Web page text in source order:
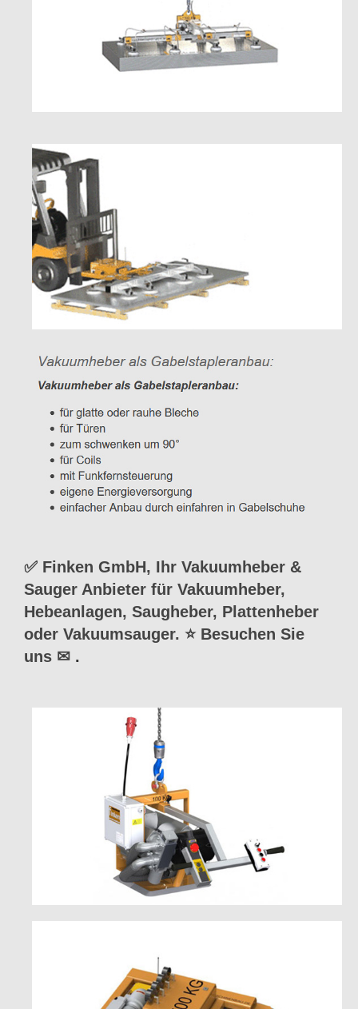
✅ Finken GmbH, Ihr Vakuumheber &
Sauger Anbieter für Vakuumheber,
Hebeanlagen, Saugheber, Plattenheber
oder Vakuumsauger. ⭐ Besuchen Sie
uns ✉ .